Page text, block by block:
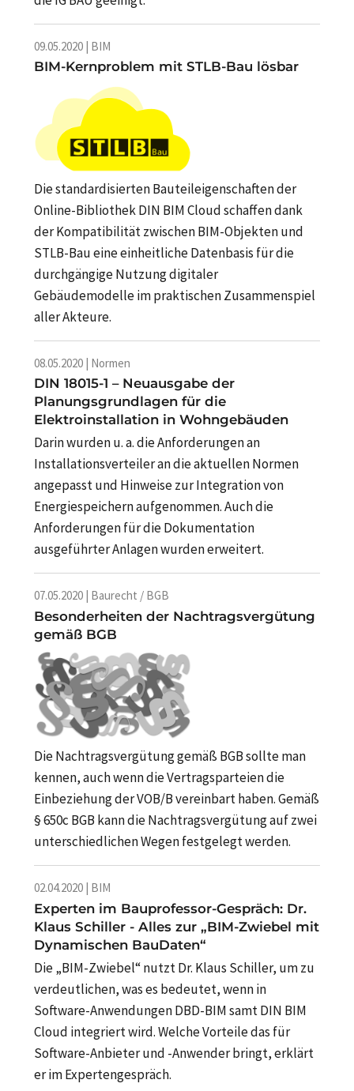
09.05.2020 | BIM
BIM-Kernproblem mit STLB-Bau lösbar
Die standardisierten Bauteileigenschaften der
Online-Bibliothek DIN BIM Cloud schaffen dank
der Kompatibilität zwischen BIM-Objekten und
STLB-Bau eine einheitliche Datenbasis für die
durchgängige Nutzung digitaler
Gebäudemodelle im praktischen Zusammenspiel
aller Akteure.
08.05.2020 | Normen
DIN 18015-1 – Neuausgabe der
Planungsgrundlagen für die
Elektroinstallation in Wohngebäuden
Darin wurden u. a. die Anforderungen an
Installationsverteiler an die aktuellen Normen
angepasst und Hinweise zur Integration von
Energiespeichern aufgenommen. Auch die
Anforderungen für die Dokumentation
ausgeführter Anlagen wurden erweitert.
07.05.2020 | Baurecht / BGB
Besonderheiten der Nachtragsvergütung
gemäß BGB
Die Nachtragsvergütung gemäß BGB sollte man
kennen, auch wenn die Vertragsparteien die
Einbeziehung der VOB/B vereinbart haben. Gemäß
§ 650c BGB kann die Nachtragsvergütung auf zwei
unterschiedlichen Wegen festgelegt werden.
02.04.2020 | BIM
Experten im Bauprofessor-Gespräch: Dr.
Klaus Schiller - Alles zur „BIM-Zwiebel mit
Dynamischen BauDaten“
Die „BIM-Zwiebel“ nutzt Dr. Klaus Schiller, um zu
verdeutlichen, was es bedeutet, wenn in
Software-Anwendungen DBD-BIM samt DIN BIM
Cloud integriert wird. Welche Vorteile das für
Software-Anbieter und -Anwender bringt, erklärt
er im Expertengespräch.